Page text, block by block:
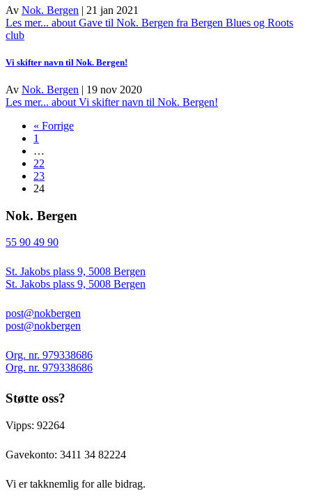
Av Nok. Bergen | 21 jan 2021
Les mer... about Gave til Nok. Bergen fra Bergen Blues og Roots
club
Vi skifter navn til Nok. Bergen!
Av Nok. Bergen | 19 nov 2020
Les mer... about Vi skifter navn til Nok. Bergen!
« Forrige
1
…
22
23
24
Nok. Bergen
55 90 49 90
St. Jakobs plass 9, 5008 Bergen
St. Jakobs plass 9, 5008 Bergen
post@nokbergen
post@nokbergen
Org. nr. 979338686
Org. nr. 979338686
Støtte oss?
Vipps: 92264
Gavekonto: 3411 34 82224
Vi er takknemlig for alle bidrag.